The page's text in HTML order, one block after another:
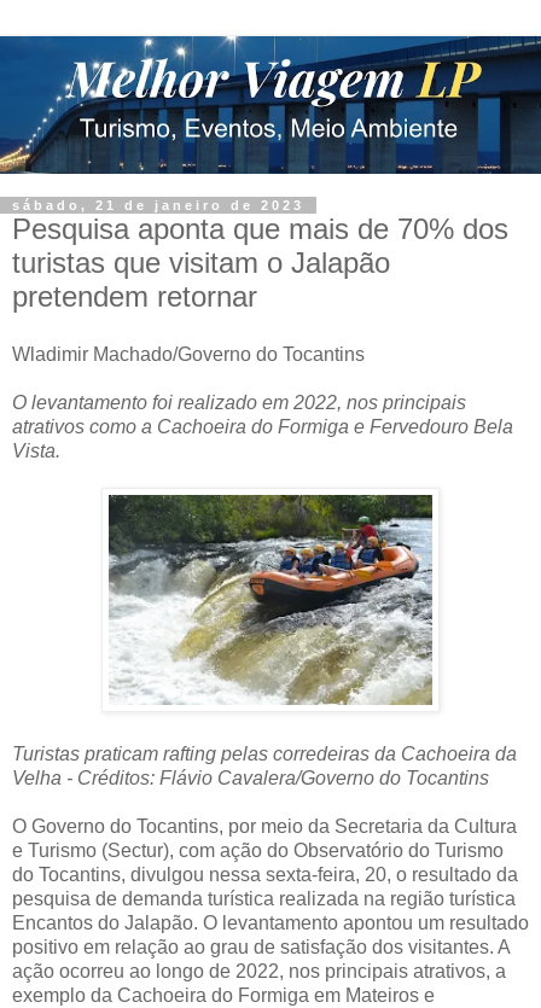
sábado, 21 de janeiro de 2023
Pesquisa aponta que mais de 70% dos
turistas que visitam o Jalapão
pretendem retornar
Wladimir Machado/Governo do Tocantins
O levantamento foi realizado em 2022, nos principais
atrativos como a Cachoeira do Formiga e Fervedouro Bela
Vista.
Turistas praticam rafting pelas corredeiras da Cachoeira da
Velha - Créditos: Flávio Cavalera/Governo do Tocantins
O Governo do Tocantins, por meio da Secretaria da Cultura
e Turismo (Sectur), com ação do Observatório do Turismo
do Tocantins, divulgou nessa sexta-feira, 20, o resultado da
pesquisa de demanda turística realizada na região turística
Encantos do Jalapão. O levantamento apontou um resultado
positivo em relação ao grau de satisfação dos visitantes. A
ação ocorreu ao longo de 2022, nos principais atrativos, a
exemplo da Cachoeira do Formiga em Mateiros e